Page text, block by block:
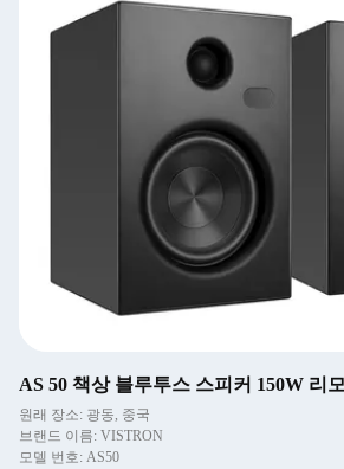
AS 50 책상 블루투스 스피커 150W 리
원래 장소: 광동, 중국
브랜드 이름: VISTRON
모델 번호: AS50